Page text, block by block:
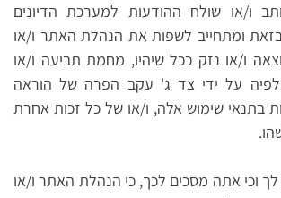
ו/או שולח ההודעות למערכת הדיונים
ומתחייב לשפות את הנהלת האתר ו/או
ו/או נזק ככל שיהיו, מחמת תביעה ו/או
על ידי צד ג' עקב הפרה של הוראה
בתנאי שימוש אלה, ו/או של כל זכות אחרת
וכי אתה מסכים לכך, כי הנהלת האתר ו/או